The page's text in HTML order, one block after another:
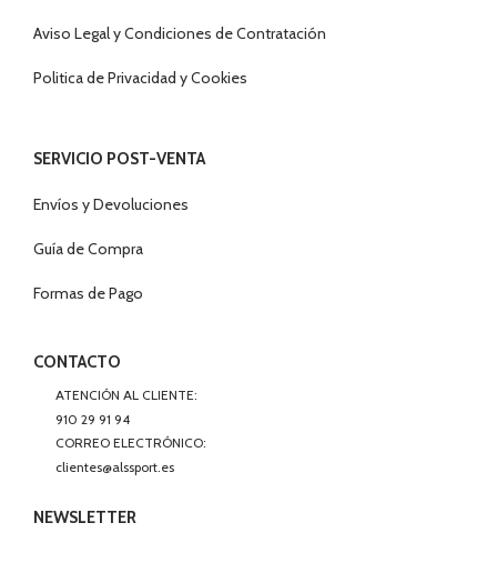
Aviso Legal y Condiciones de Contratación
Politica de Privacidad y Cookies
SERVICIO POST-VENTA
Envíos y Devoluciones
Guía de Compra
Formas de Pago
CONTACTO
ATENCIÓN AL CLIENTE:
910 29 91 94
CORREO ELECTRÓNICO:
clientes@alssport.es
NEWSLETTER